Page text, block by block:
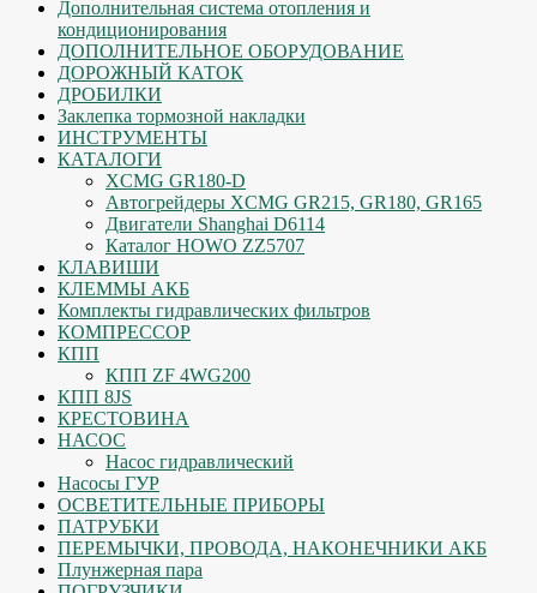
Дополнительная система отопления и
кондиционирования
ДОПОЛНИТЕЛЬНОЕ ОБОРУДОВАНИЕ
ДОРОЖНЫЙ КАТОК
ДРОБИЛКИ
Заклепка тормозной накладки
ИНСТРУМЕНТЫ
КАТАЛОГИ
XCMG GR180-D
Автогрейдеры XCMG GR215, GR180, GR165
Двигатели Shanghai D6114
Каталог HOWO ZZ5707
КЛАВИШИ
КЛЕММЫ АКБ
Комплекты гидравлических фильтров
КОМПРЕССОР
КПП
КПП ZF 4WG200
КПП 8JS
КРЕСТОВИНА
НАСОС
Насос гидравлический
Насосы ГУР
ОСВЕТИТЕЛЬНЫЕ ПРИБОРЫ
ПАТРУБКИ
ПЕРЕМЫЧКИ, ПРОВОДА, НАКОНЕЧНИКИ АКБ
Плунжерная пара